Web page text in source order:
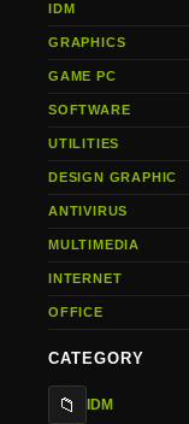
IDM
GRAPHICS
GAME PC
SOFTWARE
UTILITIES
DESIGN GRAPHIC
ANTIVIRUS
MULTIMEDIA
INTERNET
OFFICE
CATEGORY
📁 IDM